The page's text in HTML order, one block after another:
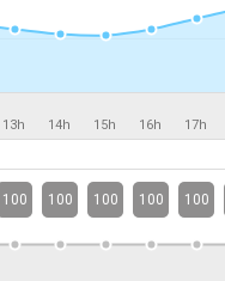
13h 14h 15h 16h 17h
100 100 100 100 100